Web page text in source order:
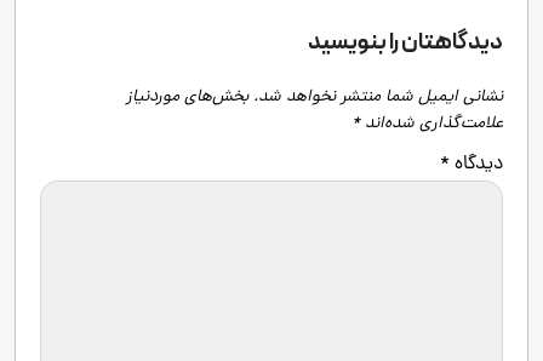
دیدگاهتان را بنویسید
نشانی ایمیل شما منتشر نخواهد شد. بخش‌های موردنیاز
علامت‌گذاری شده‌اند*
دیدگاه *